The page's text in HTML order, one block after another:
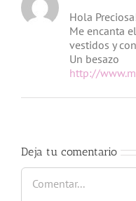
Hola
Me encanta
vestidos y
Un besazo
http://
Deja tu comentario
Comentar